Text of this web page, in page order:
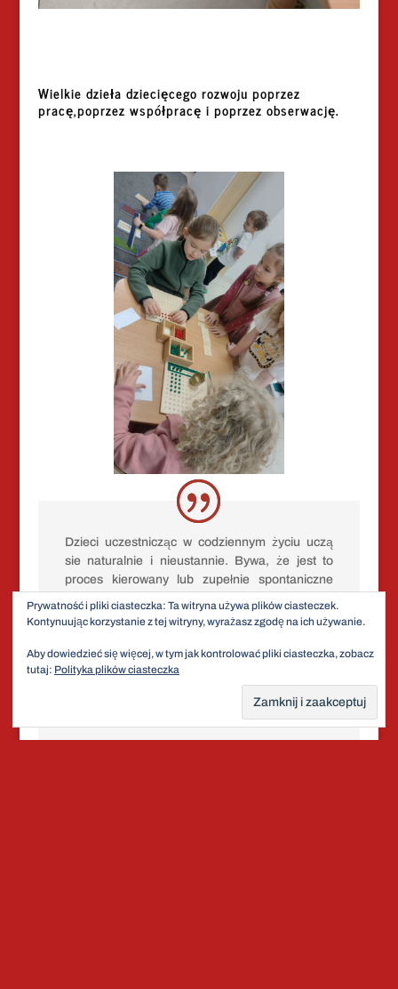
Wielkie dzieła dziecięcego rozwoju poprzez
pracę,poprzez współpracę i poprzez obserwację.
Dzieci uczestnicząc w codziennym życiu uczą
sie naturalnie i nieustannie. Bywa, że jest to
proces kierowany lub zupełnie spontaniczne
uczestnictwo. Dzieci uczą się niemalże w każdej
sytuacji, dlatego tak ważne jest to, czym i kim są
praca samodzielna, praca z dorosłym, praca z
innymi dziećmi…. Dobre, wartościowe otocznie i
Prywatność i pliki ciasteczka: Ta witryna używa plików ciasteczek.
Kontynuując korzystanie z tej witryny, wyrażasz zgodę na ich używanie.
Aby dowiedzieć się więcej, w tym jak kontrolować pliki ciasteczka, zobacz
tutaj: Polityka plików ciasteczka